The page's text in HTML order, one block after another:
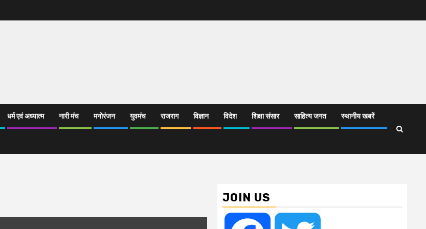
धर्म एवं अध्यात्म नारी मंच मनोरंजन युवमंच राजराग विज्ञान विदेश शिक्षा संसार साहित्य जगत स्थानीय खबरें
JOIN US